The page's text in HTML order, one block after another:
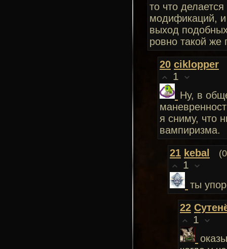
то что
модификаций, и
выход
ровно такой же
20 ciklopper
1
Ну, в
я сниму, что
вампиризма.
21 kebal
1
ты
22
1